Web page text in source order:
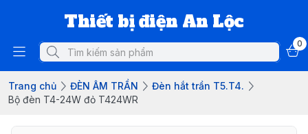
Thiết bị điện An Lộc
0
Trang chủ ĐÈN ÂM TRẦN
Đèn hắt trần T5.T4.
Bộ đèn T4-24W đỏ T424WR